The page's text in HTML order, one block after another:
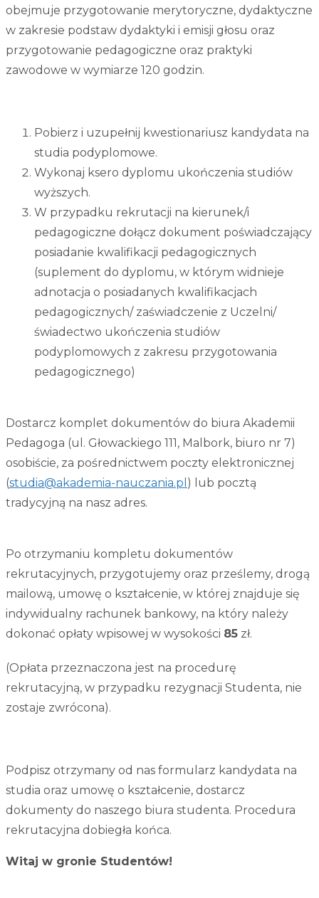
obejmuje przygotowanie merytoryczne, dydaktyczne
w zakresie podstaw dydaktyki i emisji głosu oraz
przygotowanie pedagogiczne oraz praktyki
zawodowe w wymiarze 120 godzin.
Pobierz i uzupełnij kwestionariusz kandydata na
studia podyplomowe.
Wykonaj ksero dyplomu ukończenia studiów
wyższych.
W przypadku rekrutacji na kierunek/i
pedagogiczne dołącz dokument poświadczający
posiadanie kwalifikacji pedagogicznych
(suplement do dyplomu, w którym widnieje
adnotacja o posiadanych kwalifikacjach
pedagogicznych/ zaświadczenie z Uczelni/
świadectwo ukończenia studiów
podyplomowych z zakresu przygotowania
pedagogicznego)
Dostarcz komplet dokumentów do biura Akademii
Pedagoga (ul. Głowackiego 111, Malbork, biuro nr 7)
osobiście, za pośrednictwem poczty elektronicznej
(studia@akademia-nauczania.pl ) lub pocztą
tradycyjną na nasz adres.
Po otrzymaniu kompletu dokumentów
rekrutacyjnych, przygotujemy oraz prześlemy, drogą
mailową, umowę o kształcenie, w której znajduje się
indywidualny rachunek bankowy, na który należy
dokonać opłaty wpisowej w wysokości 85 zł.
(Opłata przeznaczona jest na procedurę
rekrutacyjną, w przypadku rezygnacji Studenta, nie
zostaje zwrócona).
Podpisz otrzymany od nas formularz kandydata na
studia oraz umowę o kształcenie, dostarcz
dokumenty do naszego biura studenta. Procedura
rekrutacyjna dobiegła końca.
Witaj w gronie Studentów!